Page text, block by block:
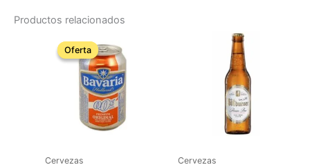
Productos relacionados
Oferta
Oferta
Cervezas Cervezas